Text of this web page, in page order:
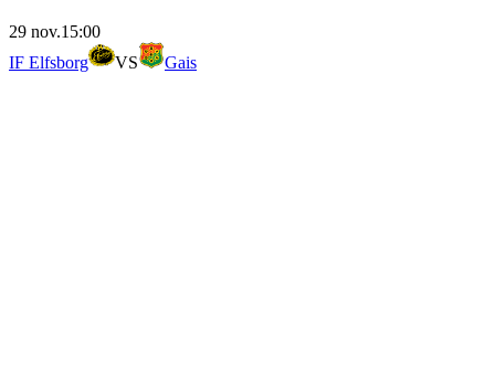
29 nov.15:00
IF Elfsborg
VS Gais